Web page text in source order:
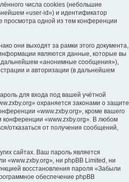
числа cookies (небольшие
«user-id») и идентификатор
просмотра одной из тем конференции
они выходят за рамки этого документа,
являются данные, которые вы
«анонимные сообщения»),
и авторизации (в дальнейшем
для входа под вашей учётной
охраняется законами о защите
«www.zxby.org», кроме вашего
конференции «www.zxby.org». В любом
отказаться от получения сообщений,
сайтах. Ваш пароль является
«www.zxby.org», ни phpBB Limited, ни
восстановления пароля «Забыли
обеспечение phpBB